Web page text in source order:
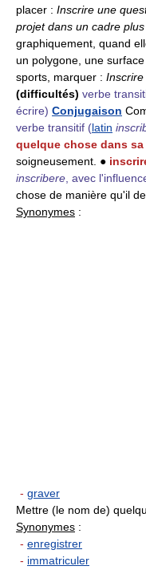
placer : Inscrire une
projet dans un cadre plus
graphiquement, quand
un polygone, une
sports, marquer : Inscrire
(difficultés) verbe
écrire) Conjugaison
verbe transitif (latin
quelque chose dans
soigneusement. ●
inscribere , avec
chose de manière qu'il
Synonymes :
- graver
Mettre (le nom de)
Synonymes :
- enregistrer
- immatriculer